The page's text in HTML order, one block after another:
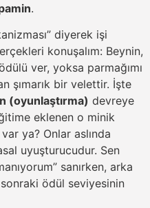
.
diyerek işi
konuşalım: Beynin,
ver, yoksa parmağımı
şımarık bir velettir. İşte
(oyunlaştırma) devreye
eklenen o minik
ya? Onlar aslında
uyuşturucudur. Sen
sanırken, arka
ödül seviyesinin